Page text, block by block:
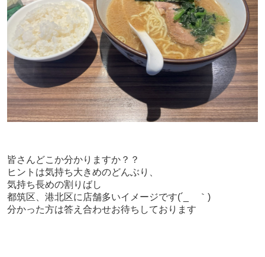
皆さんどこか分かりますか？？
ヒントは気持ち大きめのどんぶり、
気持ち長めの割りばし
都筑区、港北区に店舗多いイメージです(´_ゝ｀)
分かった方は答え合わせお待ちしております